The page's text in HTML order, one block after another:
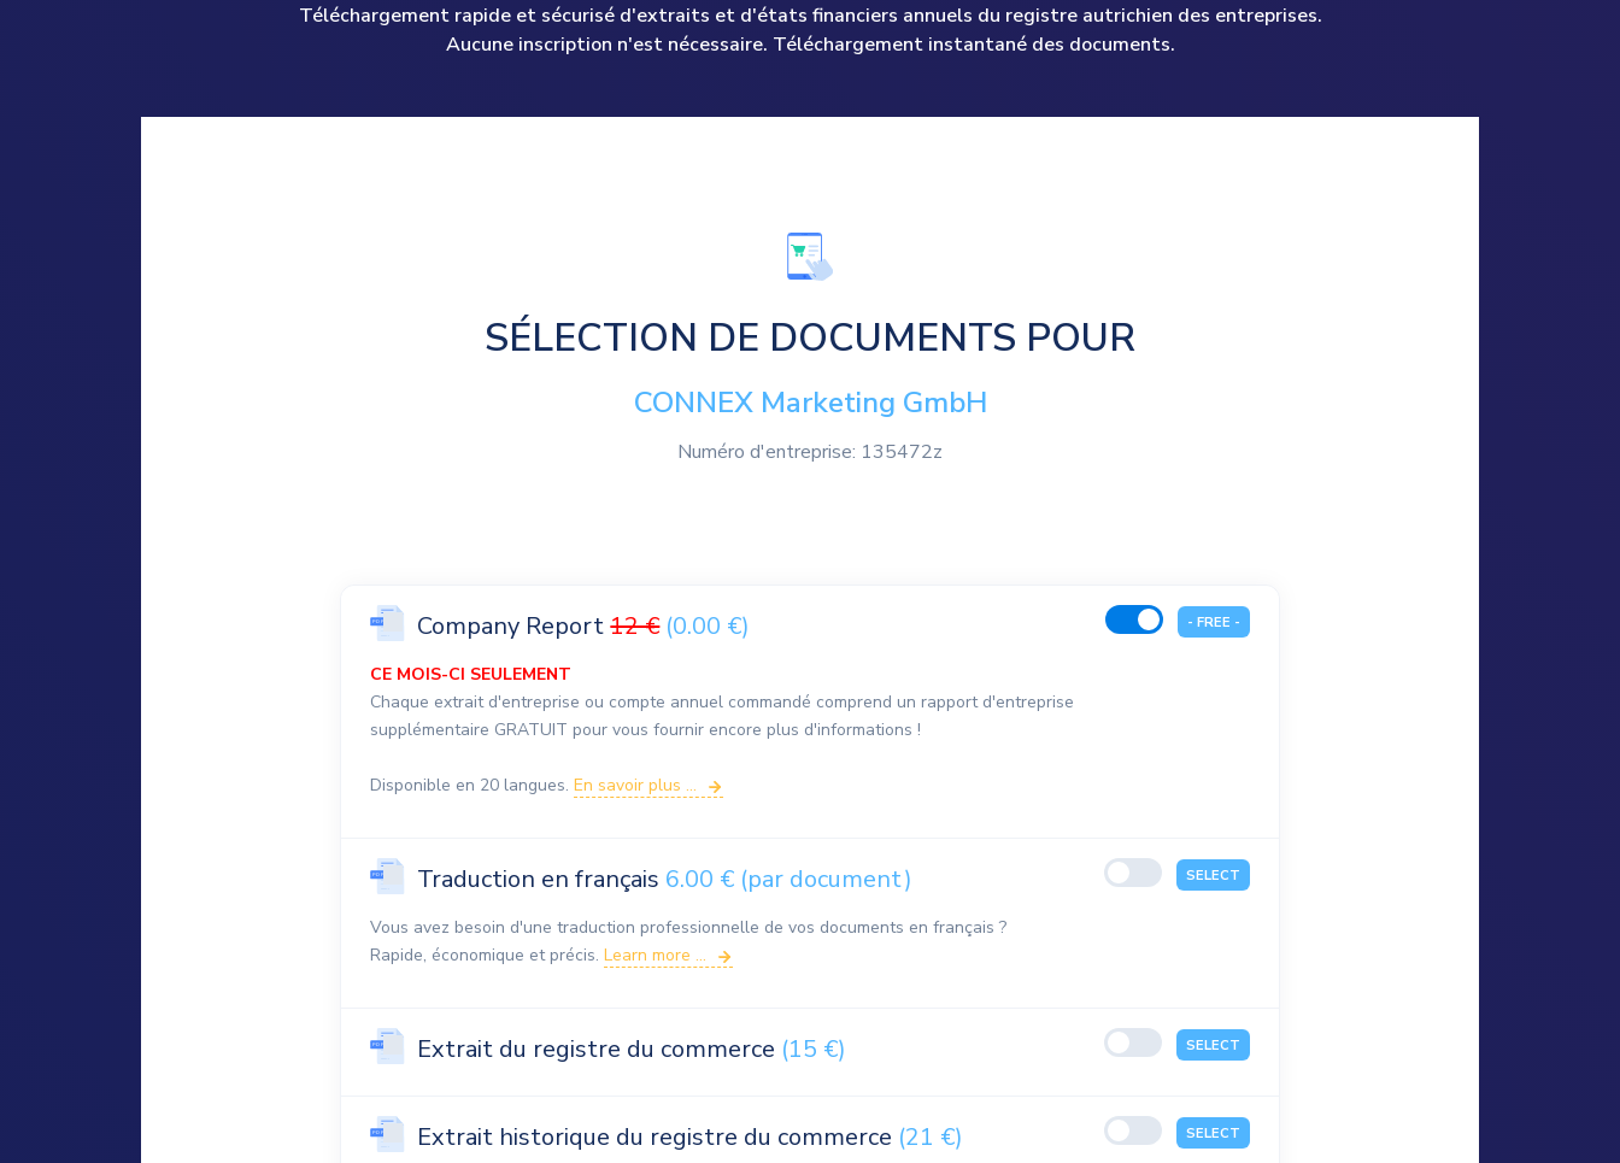
Téléchargement rapide et sécurisé d'extraits et d'états financiers annuels du registre autrichien des entreprises.
Aucune inscription n'est nécessaire. Téléchargement instantané des documents.
SÉLECTION DE DOCUMENTS POUR
CONNEX Marketing GmbH
Numéro d'entreprise: 135472z
Company Report12 €(0.00 €)
CE MOIS-CI SEULEMENT
Chaque extrait d'entreprise ou compte annuel commandé comprend un rapport d'entreprise
supplémentaire GRATUIT pour vous fournir encore plus d'informations !
Disponible en 20 langues. En savoir plus ...
- FREE -
Traduction en français 6.00 € (par document)
Vous avez besoin d'une traduction professionnelle de vos documents en français ?
Rapide, économique et précis. Learn more ...
SELECT
Extrait du registre du commerce (15 €) SELECT
Extrait historique du registre du commerce (21 €) SELECT